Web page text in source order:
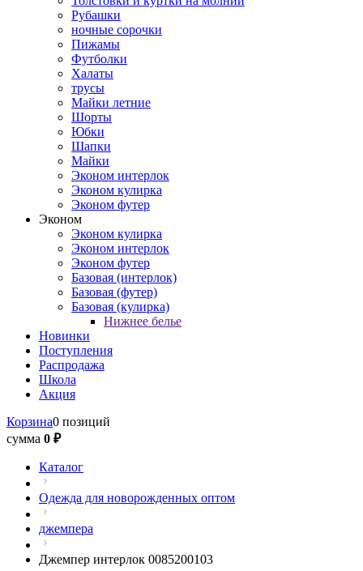
Рубашки
ночные сорочки
Пижамы
Футболки
Халаты
трусы
Майки летние
Шорты
Юбки
Шапки
Майки
Эконом интерлок
Эконом кулирка
Эконом футер
Эконом
Эконом кулирка
Эконом интерлок
Эконом футер
Базовая (интерлок)
Базовая (футер)
Базовая (кулирка)
Нижнее белье
Новинки
Поступления
Распродажа
Школа
Акция
Корзина0 позиций
сумма 0 ₽
Каталог
Одежда для новорожденных оптом
джемпера
Джемпер интерлок 0085200103